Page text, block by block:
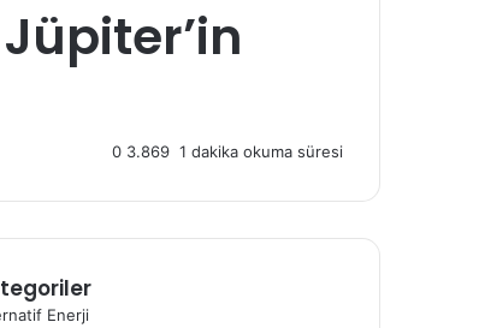
0 3.869 1 dakika okuma süresi
Enerji